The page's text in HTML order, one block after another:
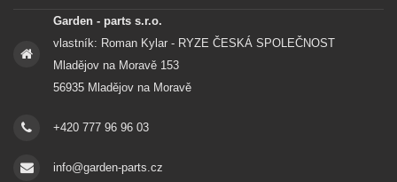
Garden - parts s.r.o.
vlastník: Roman Kylar - RYZE ČESKÁ SPOLEČNOST
Mladějov na Moravě 153
56935 Mladějov na Moravě
+420 777 96 96 03
info@garden-parts.cz